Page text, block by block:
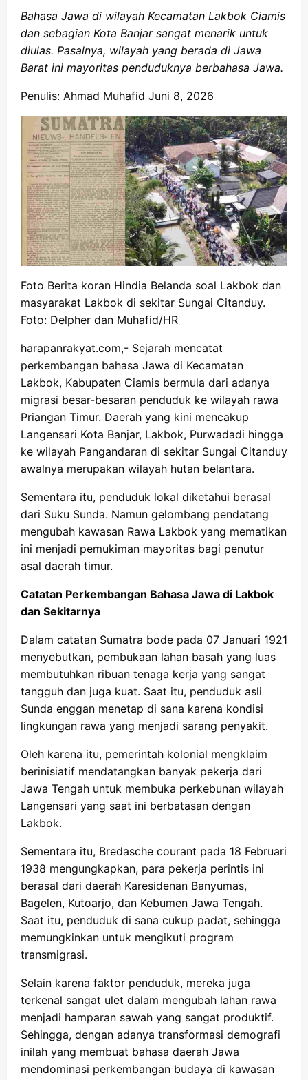
Bahasa Jawa di wilayah Kecamatan Lakbok Ciamis
dan sebagian Kota Banjar sangat menarik untuk
diulas. Pasalnya, wilayah yang berada di Jawa
Barat ini mayoritas penduduknya berbahasa Jawa.
Penulis: Ahmad Muhafid Juni 8, 2026
Foto Berita koran Hindia Belanda soal Lakbok dan
masyarakat Lakbok di sekitar Sungai Citanduy.
Foto: Delpher dan Muhafid/HR
harapanrakyat.com,- Sejarah mencatat
perkembangan bahasa Jawa di Kecamatan
Lakbok, Kabupaten Ciamis bermula dari adanya
migrasi besar-besaran penduduk ke wilayah rawa
Priangan Timur. Daerah yang kini mencakup
Langensari Kota Banjar, Lakbok, Purwadadi hingga
ke wilayah Pangandaran di sekitar Sungai Citanduy
awalnya merupakan wilayah hutan belantara.
Sementara itu, penduduk lokal diketahui berasal
dari Suku Sunda. Namun gelombang pendatang
mengubah kawasan Rawa Lakbok yang mematikan
ini menjadi pemukiman mayoritas bagi penutur
asal daerah timur.
Catatan Perkembangan Bahasa Jawa di Lakbok
dan Sekitarnya
Dalam catatan Sumatra bode pada 07 Januari 1921
menyebutkan, pembukaan lahan basah yang luas
membutuhkan ribuan tenaga kerja yang sangat
tangguh dan juga kuat. Saat itu, penduduk asli
Sunda enggan menetap di sana karena kondisi
lingkungan rawa yang menjadi sarang penyakit.
Oleh karena itu, pemerintah kolonial mengklaim
berinisiatif mendatangkan banyak pekerja dari
Jawa Tengah untuk membuka perkebunan wilayah
Langensari yang saat ini berbatasan dengan
Lakbok.
Sementara itu, Bredasche courant pada 18 Februari
1938 mengungkapkan, para pekerja perintis ini
berasal dari daerah Karesidenan Banyumas,
Bagelen, Kutoarjo, dan Kebumen Jawa Tengah.
Saat itu, penduduk di sana cukup padat, sehingga
memungkinkan untuk mengikuti program
transmigrasi.
Selain karena faktor penduduk, mereka juga
terkenal sangat ulet dalam mengubah lahan rawa
menjadi hamparan sawah yang sangat produktif.
Sehingga, dengan adanya transformasi demografi
inilah yang membuat bahasa daerah Jawa
mendominasi perkembangan budaya di kawasan